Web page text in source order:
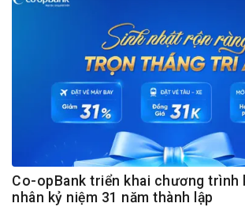
Co-opBank triển khai chương trình
nhân kỷ niệm 31 năm thành lập